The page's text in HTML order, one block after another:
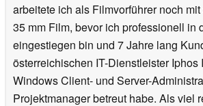
arbeitete ich als Filmvorführer noch
35 mm Film, bevor ich professionell in
eingestiegen bin und 7 Jahre lang
österreichischen IT-Dienstleister Iphos
Windows Client- und Server-
Projektmanager betreut habe. Als viel